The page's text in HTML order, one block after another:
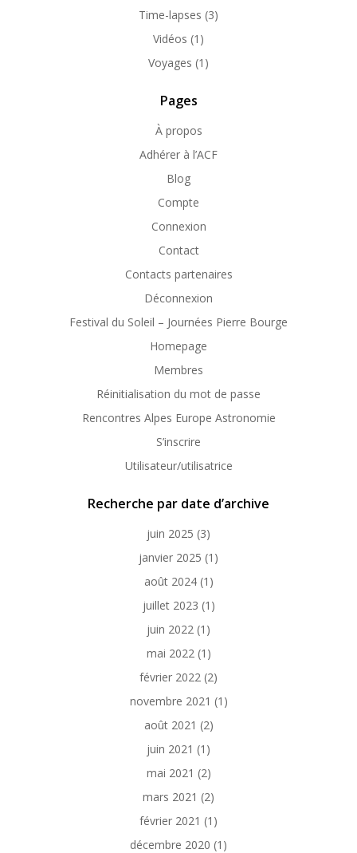
Time-lapses (3)
Vidéos (1)
Voyages (1)
Pages
À propos
Adhérer à l’ACF
Blog
Compte
Connexion
Contact
Contacts partenaires
Déconnexion
Festival du Soleil – Journées Pierre Bourge
Homepage
Membres
Réinitialisation du mot de passe
Rencontres Alpes Europe Astronomie
S’inscrire
Utilisateur/utilisatrice
Recherche par date d’archive
juin 2025 (3)
janvier 2025 (1)
août 2024(1)
juillet 2023 (1)
juin 2022 (1)
mai 2022(1)
février 2022 (2)
novembre 2021 (1)
août 2021 (2)
juin 2021 (1)
mai 2021 (2)
mars 2021 (2)
février 2021 (1)
décembre 2020 (1)